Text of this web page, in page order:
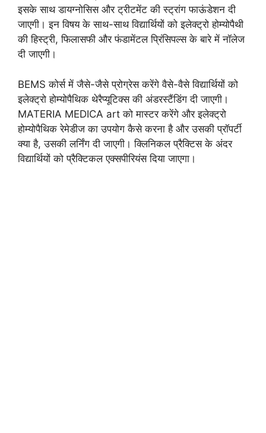
इसके साथ डायग्नोसिस और ट्रीटमेंट की स्ट्रांग फाऊंडेशन दी
जाएगी। इन विषय के साथ-साथ विद्यार्थियों को इलेक्ट्रो होम्योपैथी
की हिस्ट्री, फिलासफी और फंडामेंटल प्रिंसिपल्स के बारे में नॉलेज
दी जाएगी।
BEMS कोर्स में जैसे-जैसे प्रोग्रेस करेंगे वैसे-वैसे विद्यार्थियों को
इलेक्ट्रो होम्योपैथिक थेरैप्यूटिक्स की अंडरस्टैंडिंग दी जाएगी।
MATERIA MEDICA art को मास्टर करेंगे और इलेक्ट्रो
होम्योपैथिक रेमेडीज का उपयोग कैसे करना है और उसकी प्रॉपर्टी
क्या है, उसकी लर्निंग दी जाएगी। क्लिनिकल प्रैक्टिस के अंदर
विद्यार्थियों को प्रैक्टिकल एक्सपीरियंस दिया जाएगा।